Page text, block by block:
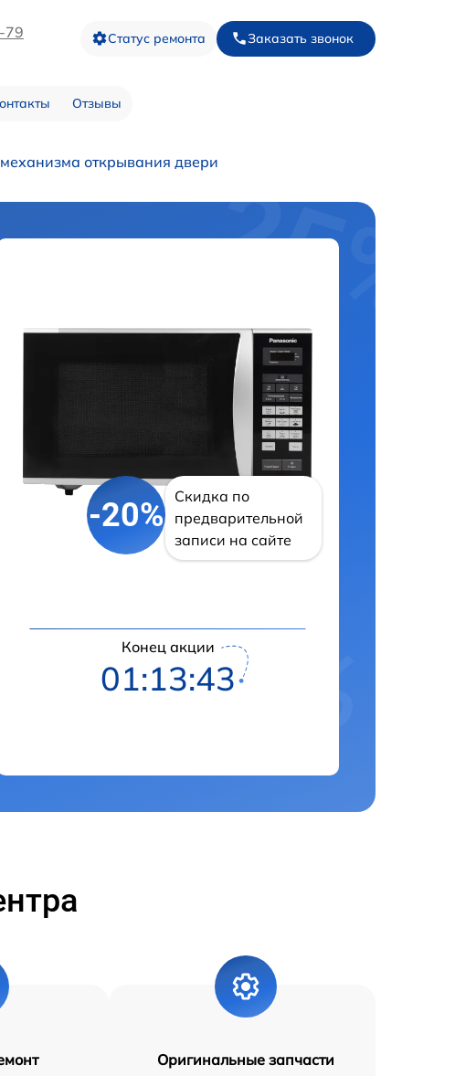
79 Статус ремонта Заказать звонок
Отзывы
открывания двери
-20%
Скидка по
предварительной
записи на сайте
Конец акции
01:13:42
Оригинальные запчасти